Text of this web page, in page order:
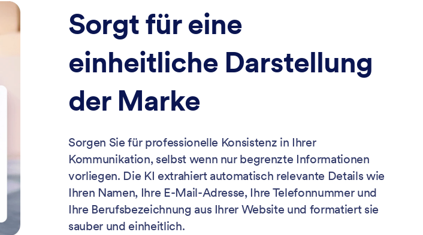
Sorgt für eine
einheitliche Darstellung
der Marke
Sorgen Sie für professionelle Konsistenz in Ihrer
Kommunikation, selbst wenn nur begrenzte Informationen
vorliegen. Die KI extrahiert automatisch relevante Details wie
Ihren Namen, Ihre E-Mail-Adresse, Ihre Telefonnummer und
Ihre Berufsbezeichnung aus Ihrer Website und formatiert sie
sauber und einheitlich.